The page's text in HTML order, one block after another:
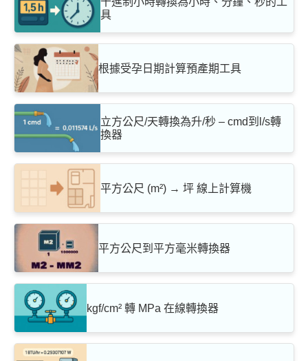
具
根據受孕日期計算預產期工具
立方公尺/天轉換為升/秒 – cmd到l/s轉
換器
平方公尺 (m²) → 坪 線上計算機
平方公尺到平方毫米轉換器
kgf/cm² 轉 MPa 在線轉換器